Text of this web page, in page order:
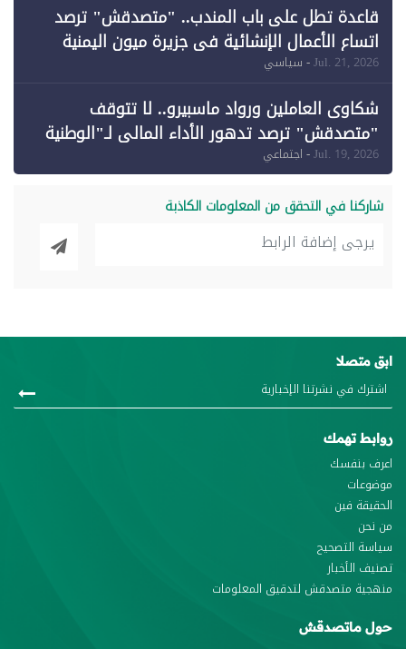
قاعدة تطل على باب المندب.. "متصدقش" ترصد
اتساع الأعمال الإنشائية في جزيرة ميون اليمنية
Jul. 21, 2026- سياسي
شكاوى العاملين ورواد ماسبيرو.. لا تتوقف
"متصدقش" ترصد تدهور الأداء المالي لـ"الوطنية
للإعلام"
Jul. 19, 2026- اجتماعي
شاركنا في التحقق من المعلومات الكاذبة
ابق متصلا
روابط تهمك
اعرف بنفسك
موضوعات
الحقيقة فين
من نحن
سياسة التصحيح
تصنيف الأخبار
منهجية متصدقش لتدقيق المعلومات
حول ماتصدقش